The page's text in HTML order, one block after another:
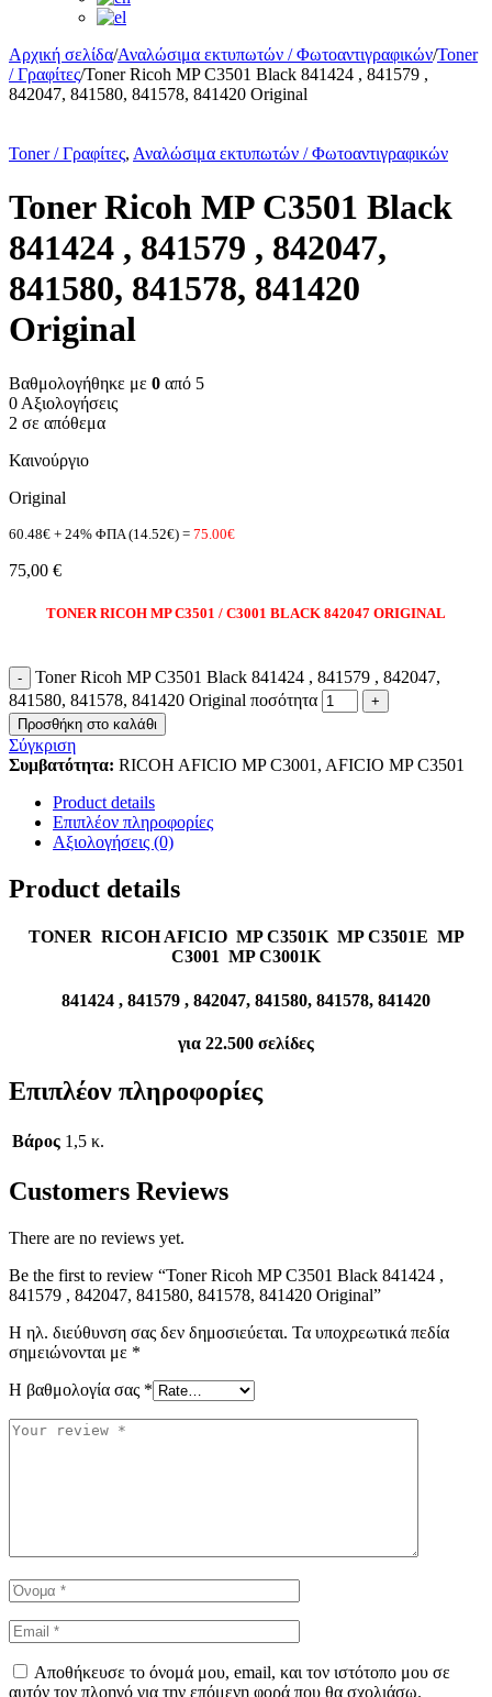
Αρχική σελίδα/Αναλώσιμα εκτυπωτών / Φωτοαντιγραφικών/Toner
/ Γραφίτες/Toner Ricoh MP C3501 Black 841424 , 841579 ,
842047, 841580, 841578, 841420 Original
Toner / Γραφίτες, Αναλώσιμα εκτυπωτών / Φωτοαντιγραφικών
Toner Ricoh MP C3501 Black
841424 , 841579 , 842047,
841580, 841578, 841420
Original
Βαθμολογήθηκε με 0 από 5
0 Αξιολογήσεις
2 σε απόθεμα
Καινούργιο
Original
60.48€ + 24% ΦΠΑ (14.52€) = 75.00€
75,00 €
TONER RICOH MP C3501 / C3001 BLACK 842047 ORIGINAL
Toner Ricoh MP C3501 Black 841424 , 841579 , 842047,
841580, 841578, 841420 Original ποσότητα
Προσθήκη στο καλάθι
Σύγκριση
Συμβατότητα: RICOH AFICIO MP C3001, AFICIO MP C3501
Product details
Επιπλέον πληροφορίες
Αξιολογήσεις (0)
Product details
TONER RICOH AFICIO MP C3501K MP C3501E MP
C3001 MP C3001K
841424 , 841579 , 842047, 841580, 841578, 841420
για 22.500 σελίδες
Επιπλέον πληροφορίες
Βάρος 1,5 κ.
Customers Reviews
There are no reviews yet.
Be the first to review “Toner Ricoh MP C3501 Black 841424 ,
841579 , 842047, 841580, 841578, 841420 Original”
Η ηλ. διεύθυνση σας δεν δημοσιεύεται. Τα υποχρεωτικά πεδία
σημειώνονται με *
Η βαθμολογία σας *
Αποθήκευσε το όνομά μου, email, και τον ιστότοπο μου σε
αυτόν τον πλοηγό για την επόμενη φορά που θα σχολιάσω.